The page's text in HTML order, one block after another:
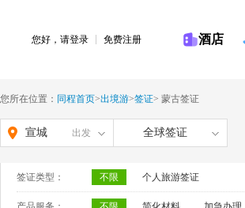
您好，请登录 免费注册 酒店
您所在位置： 同程首页>出境游>签证> 蒙古签证
宣城 出发 全球签证
签证类型： 不限 个人旅游签证